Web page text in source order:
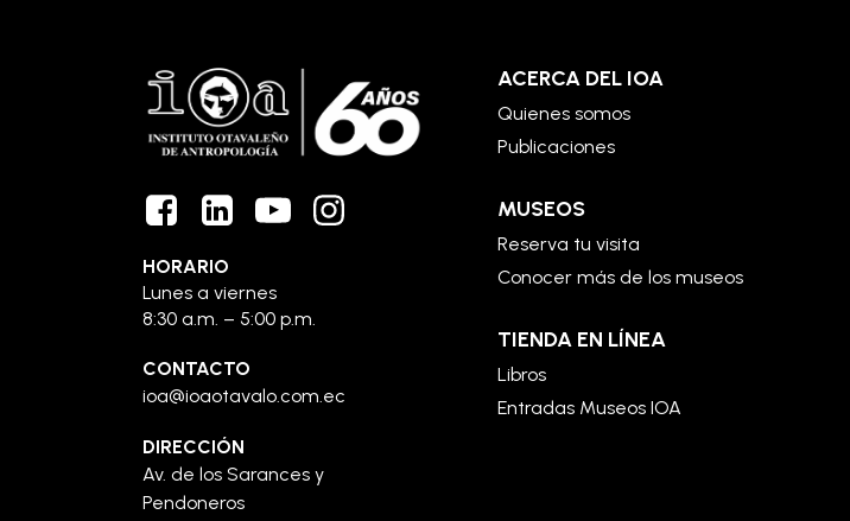
HORARIO
Lunes a viernes
8:30 a.m. – 5:00 p.m.
CONTACTO
ioa@ioaotavalo.com.ec
DIRECCIÓN
Av. de los Sarances y
Pendoneros
ACERCA DEL IOA
Quienes somos
Publicaciones
MUSEOS
Reserva tu visita
Conocer más de los museos
TIENDA EN LÍNEA
Libros
Entradas Museos IOA